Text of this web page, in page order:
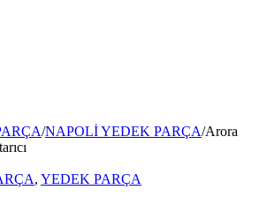
/NAPOLİ YEDEK PARÇA/Arora
, YEDEK PARÇA